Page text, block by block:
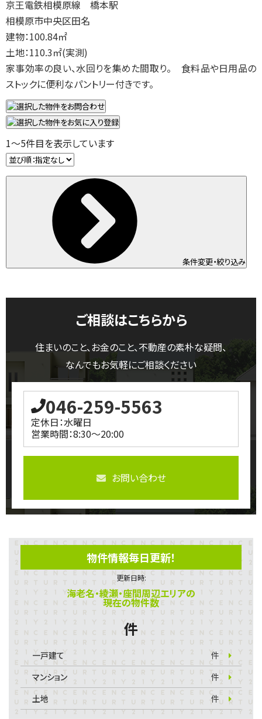
京王電鉄相模原線 橋本駅
相模原市中央区田名
建物：100.84㎡
土地：110.3㎡(実測)
家事効率の良い、水回りを集めた間取り。 食料品や日用品の
ストックに便利なパントリー付きです。
1～5件目を表示しています
条件変更・絞り込み
ご相談はこちらから
住まいのこと、お金のこと、不動産の素朴な疑問、
なんでもお気軽にご相談ください
046-259-5563
定休日：水曜日
営業時間：8:30～20:00
お問い合わせ
物件情報毎日更新！
更新日時:
海老名・綾瀬・座間周辺エリアの
現在の物件数
件
一戸建て
件
マンション
件
土地
件